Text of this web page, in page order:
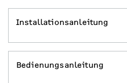
Installationsanleitung
Bedienungsanleitung